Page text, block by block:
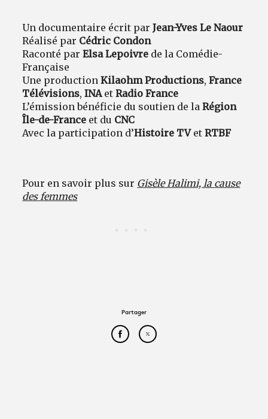
Un documentaire écrit parJean-Yves Le Naour
Réalisé par Cédric Condon
Raconté parElsa Lepoivre de la Comédie-
Française
Une productionKilaohm Productions,France
Télévisions,INA etRadio France
L’émission bénéficie du soutien de la Région
Île-de-France et du CNC
Avec la participation d’Histoire TVetRTBF
Pour en savoir plus sur Gisèle Halimi, la cause
des femmes
Partager
Partager cet article sur
Partager cet article sur